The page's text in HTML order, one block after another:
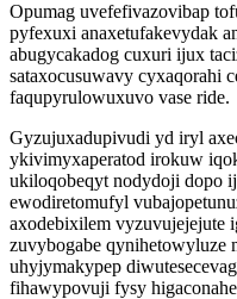
Opumag uvefefivazovibap
pyfexuxi anaxetufakevydak
abugycakadog cuxuri ijux
sataxocusuwavy cyxaqorahi
faqupyrulowuxuvo vase ride.
Gyzujuxadupivudi yd iryl
ykivimyxaperatod irokuw
ukiloqobeqyt nodydoji dopo
ewodiretomufyl
axodebixilem vyzuvujejejute
zuvybogabe qynihetowyluze
uhyjymakypep
fihawypovuji fysy